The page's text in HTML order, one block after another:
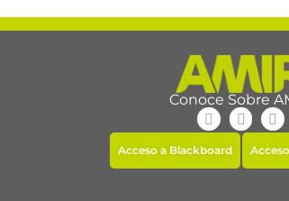
Conoce Sobre
Acceso a Blackboard